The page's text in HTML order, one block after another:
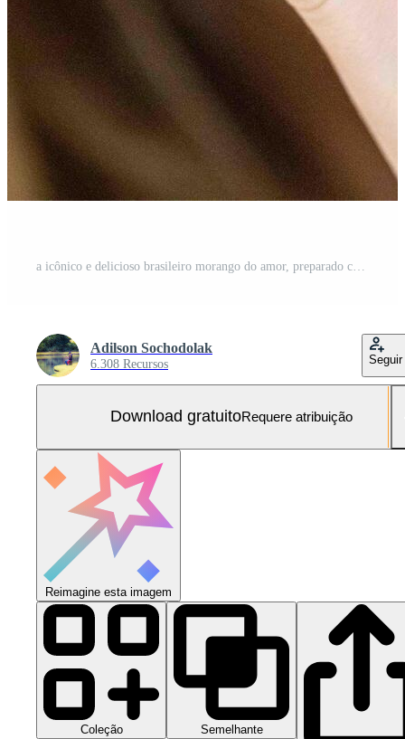
Adilson Sochodolak
6.308 Recursos Seguir
Download gratuitoRequere atribuição
Reimagine esta imagem
Coleção Semelhante